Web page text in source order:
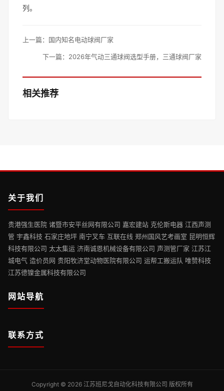
列。
上一篇： 国内知名电动球阀厂家
下一篇： 2026年气动三通球阀选型手册，三通球阀厂家
相关推荐
关于我们
贵港强生医院 诸暨市安平丝网有限公司 嘉宏建站 克伦斯电器 江西声测
管 宇鑫科技 石家庄地坪 南宁叉车 互联在线 郑州国风艺考画室 昆明恒辉
科技有限公司 太太集运 济南诚恩机械设备有限公司 声测管厂家 江苏江
城电气 造价员网 贵阳牧济堂动物医院有限公司 运帮工搬运队 唯赞科技
江苏德镍金属科技有限公司
网站导航
联系方式
Copyright © 2026 江苏班尼戈自动化科技有限公司 版权所有